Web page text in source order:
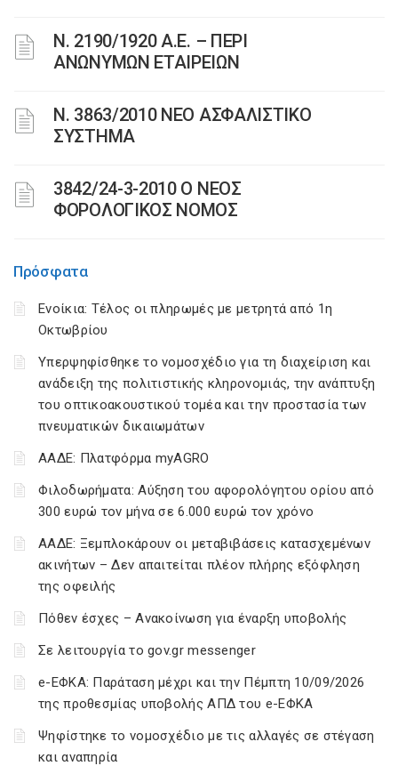
Ν. 2190/1920 Α.Ε. – ΠΕΡΙ
ΑΝΩΝΥΜΩΝ ΕΤΑΙΡΕΙΩΝ
N. 3863/2010 ΝΕΟ ΑΣΦΑΛΙΣΤΙΚΟ
ΣΥΣΤΗΜΑ
3842/24-3-2010 Ο ΝΕΟΣ
ΦΟΡΟΛΟΓΙΚΟΣ ΝΟΜΟΣ
Πρόσφατα
Ενοίκια: Τέλος οι πληρωμές με μετρητά από 1η
Οκτωβρίου
Υπερψηφίσθηκε το νομοσχέδιο για τη διαχείριση και
ανάδειξη της πολιτιστικής κληρονομιάς, την ανάπτυξη
του οπτικοακουστικού τομέα και την προστασία των
πνευματικών δικαιωμάτων
ΑΑΔΕ: Πλατφόρμα myAGRO
Φιλοδωρήματα: Αύξηση του αφορολόγητου ορίου από
300 ευρώ τον μήνα σε 6.000 ευρώ τον χρόνο
ΑΑΔΕ: Ξεμπλοκάρουν οι μεταβιβάσεις κατασχεμένων
ακινήτων – Δεν απαιτείται πλέον πλήρης εξόφληση
της οφειλής
Πόθεν έσχες – Ανακοίνωση για έναρξη υποβολής
Σε λειτουργία το gov.gr messenger
e-ΕΦΚΑ: Παράταση μέχρι και την Πέμπτη 10/09/2026
της προθεσμίας υποβολής ΑΠΔ του e-ΕΦΚΑ
Ψηφίστηκε το νομοσχέδιο με τις αλλαγές σε στέγαση
και αναπηρία